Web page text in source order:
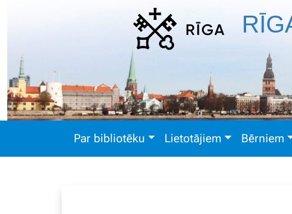
Par bibliotēku Lietotājiem Bērniem